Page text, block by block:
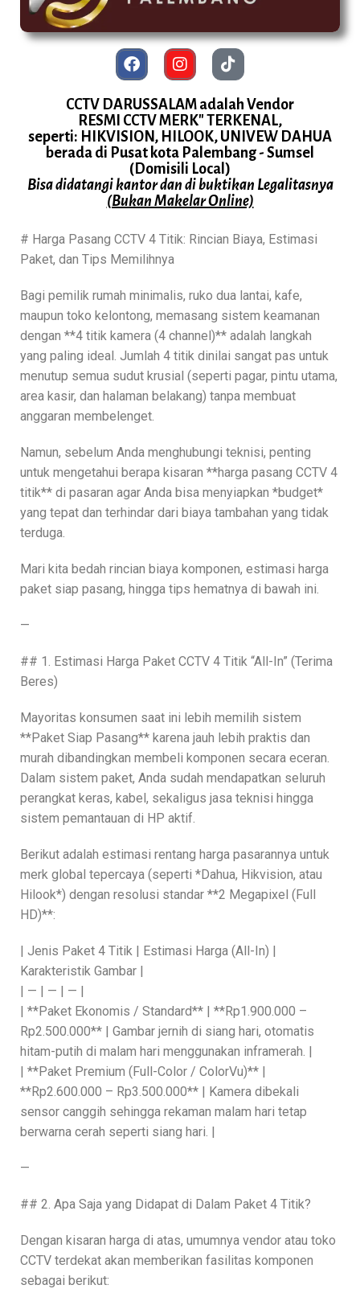
CCTV DARUSSALAM adalah Vendor
RESMI CCTV MERK" TERKENAL,
seperti: HIKVISION, HILOOK, UNIVEW DAHUA
berada di Pusat kota Palembang - Sumsel
(Domisili Local)
Bisa didatangi kantor dan di buktikan Legalitasnya
(Bukan Makelar Online)
# Harga Pasang CCTV 4 Titik: Rincian Biaya, Estimasi
Paket, dan Tips Memilihnya
Bagi pemilik rumah minimalis, ruko dua lantai, kafe,
maupun toko kelontong, memasang sistem keamanan
dengan **4 titik kamera (4 channel)** adalah langkah
yang paling ideal. Jumlah 4 titik dinilai sangat pas untuk
menutup semua sudut krusial (seperti pagar, pintu utama,
area kasir, dan halaman belakang) tanpa membuat
anggaran membelenget.
Namun, sebelum Anda menghubungi teknisi, penting
untuk mengetahui berapa kisaran **harga pasang CCTV 4
titik** di pasaran agar Anda bisa menyiapkan *budget*
yang tepat dan terhindar dari biaya tambahan yang tidak
terduga.
Mari kita bedah rincian biaya komponen, estimasi harga
paket siap pasang, hingga tips hematnya di bawah ini.
—
## 1. Estimasi Harga Paket CCTV 4 Titik “All-In” (Terima
Beres)
Mayoritas konsumen saat ini lebih memilih sistem
**Paket Siap Pasang** karena jauh lebih praktis dan
murah dibandingkan membeli komponen secara eceran.
Dalam sistem paket, Anda sudah mendapatkan seluruh
perangkat keras, kabel, sekaligus jasa teknisi hingga
sistem pemantauan di HP aktif.
Berikut adalah estimasi rentang harga pasarannya untuk
merk global tepercaya (seperti *Dahua, Hikvision, atau
Hilook*) dengan resolusi standar **2 Megapixel (Full
HD)**:
| Jenis Paket 4 Titik | Estimasi Harga (All-In) |
Karakteristik Gambar |
| — | — | — |
| **Paket Ekonomis / Standard** | **Rp1.900.000 –
Rp2.500.000** | Gambar jernih di siang hari, otomatis
hitam-putih di malam hari menggunakan inframerah. |
| **Paket Premium (Full-Color / ColorVu)** |
**Rp2.600.000 – Rp3.500.000** | Kamera dibekali
sensor canggih sehingga rekaman malam hari tetap
berwarna cerah seperti siang hari. |
—
## 2. Apa Saja yang Didapat di Dalam Paket 4 Titik?
Dengan kisaran harga di atas, umumnya vendor atau toko
CCTV terdekat akan memberikan fasilitas komponen
sebagai berikut: